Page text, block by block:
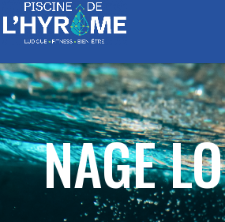
NAGE